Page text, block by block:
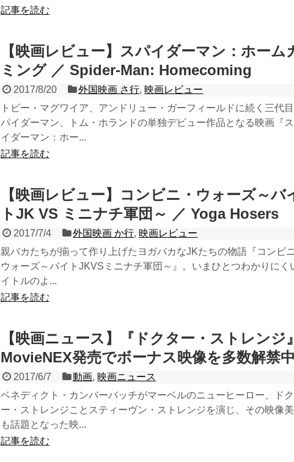
記事を読む
【映画レビュー】スパイダーマン：ホーム
ミング ／ Spider-Man: Homecoming
2017/8/20 外国映画 さ行, 映画レビュー
トビー・マグワイア、アンドリュー・ガーフィールドに続く三代
パイダーマン、トム・ホランドの単独デビュー作品となる映画『
イダーマン：ホー...
記事を読む
【映画レビュー】コンビニ・ウォーズ～バ
トJK VS ミニナチ軍団～ ／ Yoga Hosers
2017/7/4 外国映画 か行, 映画レビュー
親バカたちが揃って作り上げたヨガバカなJKたちの物語『コンビ
ウォーズ～バイトJKVSミニナチ軍団～』。いまひとつわかりにく
イトルのよ...
記事を読む
【映画ニュース】『ドクター・ストレンジ』
MovieNEX発売でボーナス映像を多数解禁中
2017/6/7 動画, 映画ニュース
ベネディクト・カンバーバッチがマーベルのニューヒーロー、ドク
ー・ストレンジことスティーヴン・ストレンジを演じ、その映像
も話題となった映...
記事を読む